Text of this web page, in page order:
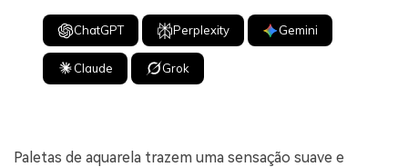
ChatGPT Perplexity Gemini
Claude Grok
Paletas de aquarela trazem uma sensação suave e